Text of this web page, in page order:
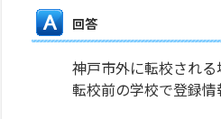
回答
神戸市外に転校され
転校前の学校で登録